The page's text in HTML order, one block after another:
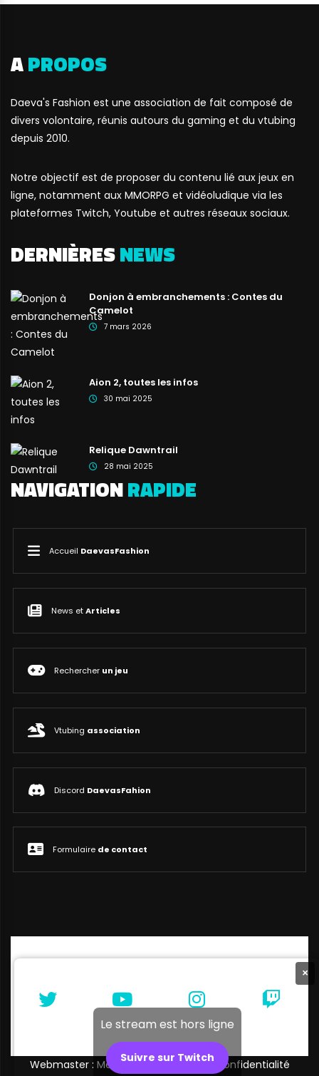
APROPOS
Daeva's Fashion est une association de fait composé de
divers volontaire, réunis autours du gaming et du vtubing
depuis 2010.
Notre objectif est de proposer du contenu lié aux jeux en
ligne, notamment aux MMORPG et vidéoludique via les
plateformes Twitch, Youtube et autres réseaux sociaux.
DERNIÈRESNEWS
Donjon à embranchements : Contes du
Camelot
7 mars 2026
Aion 2, toutes les infos
30 mai 2025
Relique Dawntrail
28 mai 2025
NAVIGATIONRAPIDE
Accueil DaevasFashion
News etArticles
Rechercher un jeu
Vtubing association
Discord DaevasFahion
Formulaire de contact
×
Le stream est hors ligne
Suivre sur Twitch
Webmaster : Melibellule | Politique de confidentialité